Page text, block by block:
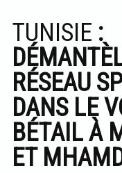
TUNISIE :
RÉSEAU
DANS LE
BÉTAIL À
ET